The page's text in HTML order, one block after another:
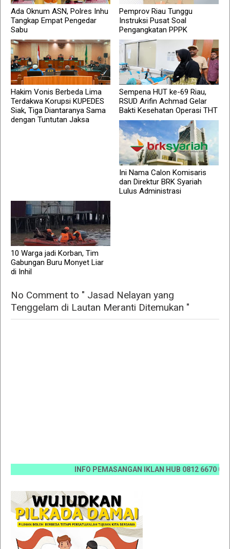
Ada Oknum ASN, Polres Inhu
Tangkap Empat Pengedar
Sabu
Pemprov Riau Tunggu
Instruksi Pusat Soal
Pengangkatan PPPK
Hakim Vonis Berbeda Lima
Terdakwa Korupsi KUPEDES
Siak, Tiga Diantaranya Sama
dengan Tuntutan Jaksa
Sempena HUT ke-69 Riau,
RSUD Arifin Achmad Gelar
Bakti Kesehatan Operasi THT
Ini Nama Calon Komisaris
dan Direktur BRK Syariah
Lulus Administrasi
10 Warga jadi Korban, Tim
Gabungan Buru Monyet Liar
di Inhil
No Comment to " Jasad Nelayan yang
Tenggelam di Lautan Meranti Ditemukan "
INFO PEMASANGAN IKLAN HUB 0812 6670